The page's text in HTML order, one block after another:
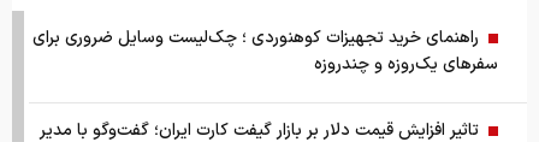
راهنمای خرید تجهیزات کوهنوردی ؛ چک‌لیست وسایل ضروری برای
سفرهای یک‌روزه و چندروزه
تاثیر افزایش قیمت دلار بر بازار گیفت کارت ایران؛ گفت‌وگو با مدیر